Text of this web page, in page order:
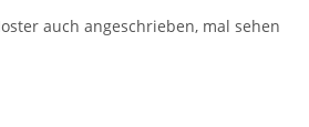
auch angeschrieben, mal sehen